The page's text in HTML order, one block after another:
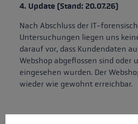
4. Update (Stand: 20.07.26)
Nach Abschluss der IT-
Untersuchungen liegen uns
darauf vor, dass Kundendaten
Webshop abgeflossen sind oder
eingesehen wurden. Der
wieder wie gewohnt erreichbar.
Cookie-Voreinstellungen